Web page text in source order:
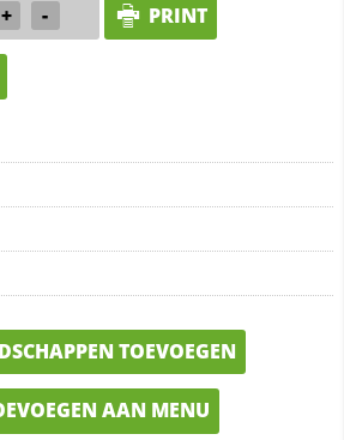
+ - PRINT
TOEVOEGEN
AAN MENU